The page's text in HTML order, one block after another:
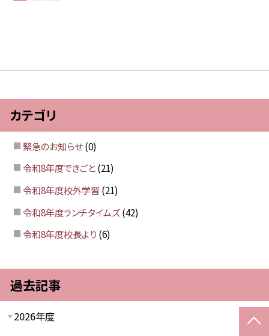
カテゴリ
緊急のお知らせ (0)
令和8年度できごと (21)
令和8年度校外学習 (21)
令和8年度ランチタイムズ (42)
令和8年度校長より (6)
過去記事
2026年度